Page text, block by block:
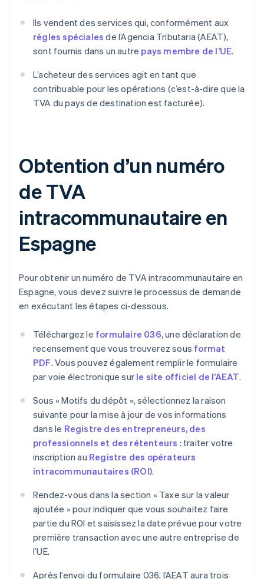
Ils vendent des services qui, conformément aux
règles spéciales de l’Agencia Tributaria (AEAT),
sont fournis dans un autre pays membre de l’UE.
L’acheteur des services agit en tant que
contribuable pour les opérations (c’est-à-dire que la
TVA du pays de destination est facturée).
Obtention d’un numéro
de TVA
intracommunautaire en
Espagne
Pour obtenir un numéro de TVA intracommunautaire en
Espagne, vous devez suivre le processus de demande
en exécutant les étapes ci-dessous.
Téléchargez le formulaire 036, une déclaration de
recensement que vous trouverez sous format
PDF. Vous pouvez également remplir le formulaire
par voie électronique sur le site officiel de l’AEAT.
Sous « Motifs du dépôt », sélectionnez la raison
suivante pour la mise à jour de vos informations
dans le Registre des entrepreneurs, des
professionnels et des rétenteurs : traiter votre
inscription au Registre des opérateurs
intracommunautaires (ROI).
Rendez-vous dans la section « Taxe sur la valeur
ajoutée » pour indiquer que vous souhaitez faire
partie du ROI et saisissez la date prévue pour votre
première transaction avec une autre entreprise de
l’UE.
Après l’envoi du formulaire 036, l’AEAT aura trois